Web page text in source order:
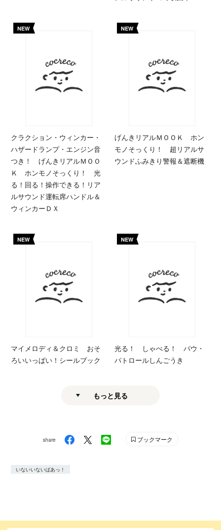
NEW
クラクション・ウィンカー・
ハザードランプ・エンジン音
つき！ げんきリアルＭＯＯ
Ｋ ホンモノそっくり！ 光
る！回る！操作できる！リア
ルサウンド運転席ハンドル＆
ウィンカーＤＸ
NEW
げんきリアルＭＯＯＫ ホン
モノそっくり！ 超リアルサ
ウンドふみきり警報＆遮断機
NEW
マイメロディ＆クロミ おそ
ろいいっぱい！シールブック
NEW
光る！ しゃべる！ パウ・
パトロールしんごうき
もっと見る
share ブックマーク
いないいないばあっ！